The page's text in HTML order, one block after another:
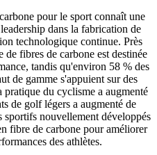
pour le sport connaît une
dans la fabrication de
technologique continue. Près
fibres de carbone est destinée
tandis qu'environ 58 % des
de gamme s'appuient sur des
du cyclisme a augmenté
de golf légers a augmenté de
nouvellement développés
fibre de carbone pour améliorer
des athlètes.